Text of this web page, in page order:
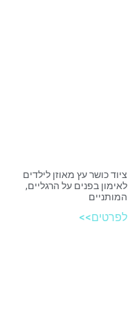
ציוד כושר עץ מאוזן לילדים
לאימון בפנים על הרגליים,
המותניים
לפרטים>>